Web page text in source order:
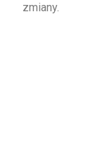
zmiany.